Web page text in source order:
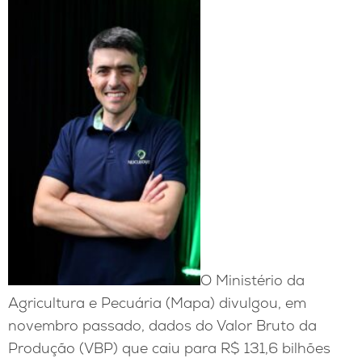
O Ministério da
Agricultura e Pecuária (Mapa) divulgou, em
novembro passado, dados do Valor Bruto da
Produção (VBP) que caiu para R$ 131,6 bilhões